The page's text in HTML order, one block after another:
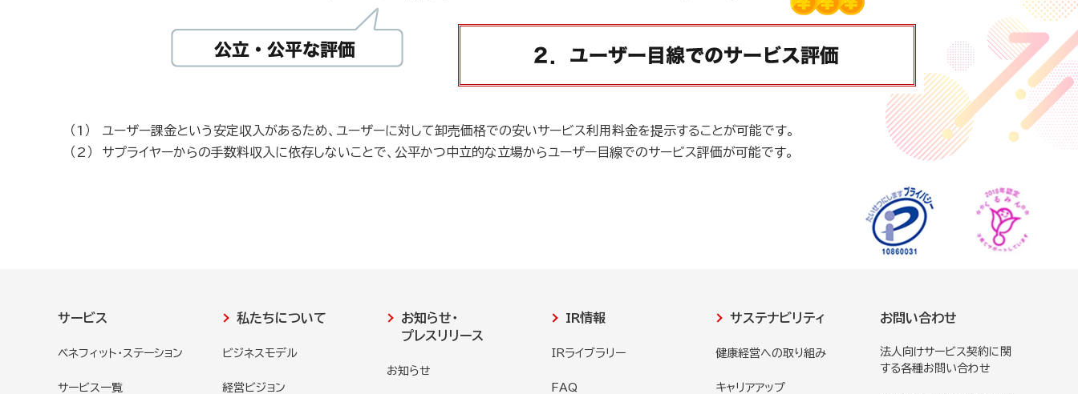
ユーザー課金という安定収入があるため、ユーザーに対して卸売価格での安いサービス利用料金を提示することが可能です。
サプライヤーからの手数料収入に依存しないことで、公平かつ中立的な立場からユーザー目線でのサービス評価が可能です。
サービス
ベネフィット・ステーション
サービス一覧
私たちについて
ビジネスモデル
経営ビジョン
お知らせ・
プレスリリース
お知らせ
IR情報
IRライブラリー
FAQ
サステナビリティ
健康経営への取り組み
キャリアアップ
お問い合わせ
法人向けサービス契約に関
する各種お問い合わせ